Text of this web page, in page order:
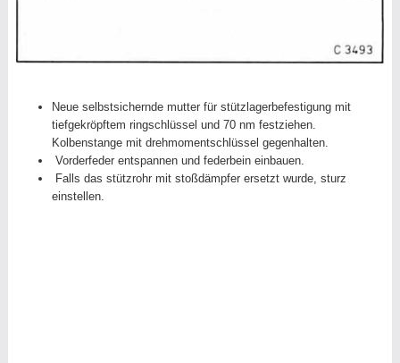
Neue selbstsichernde mutter für stützlagerbefestigung mit
tiefgekröpftem ringschlüssel und 70 nm festziehen.
Kolbenstange mit drehmomentschlüssel gegenhalten.
Vorderfeder entspannen und federbein einbauen.
Falls das stützrohr mit stoßdämpfer ersetzt wurde, sturz
einstellen.